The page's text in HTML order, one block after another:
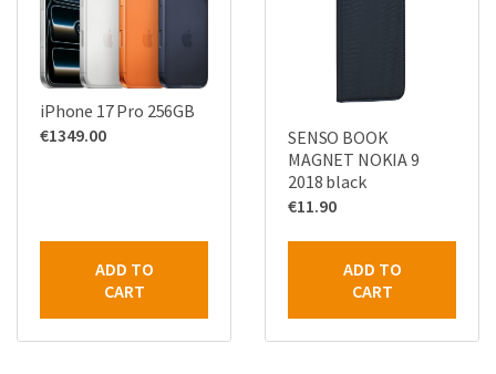
iPhone 17 Pro 256GB
€1349.00
ADD TO
CART
SENSO BOOK
MAGNET NOKIA 9
2018 black
€11.90
ADD TO
CART